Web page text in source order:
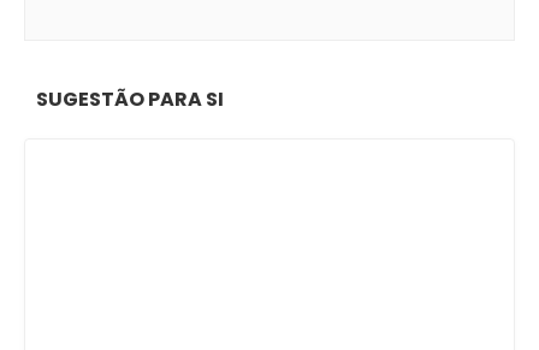
SUGESTÃO PARA SI